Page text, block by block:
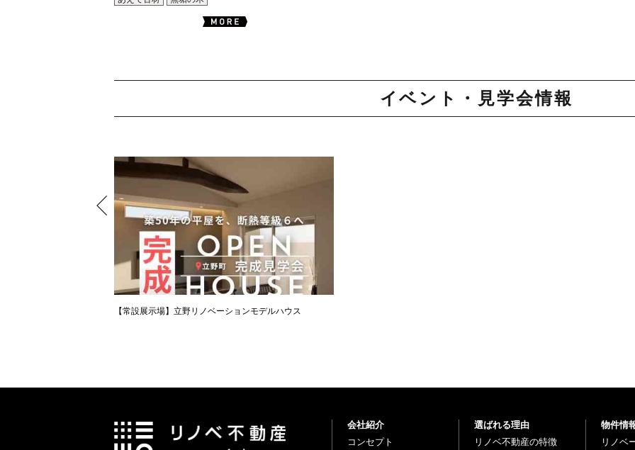
イベント・見学会情報
【常設展示場】立野リノベーションモデルハウス
会社紹介
コンセプト
選ばれる理由
リノベ不動産の特徴
物件情
リノベ